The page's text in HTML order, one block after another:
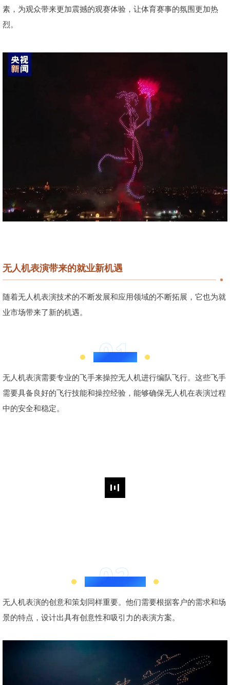
素，为观众带来更加震撼的观赛体验，让体育赛事的氛围更加热
烈。
无人机表演带来的就业新机遇
随着无人机表演技术的不断发展和应用领域的不断拓展，它也为就
业市场带来了新的机遇。
01
无人机表演需要专业的飞手来操控无人机进行编队飞行。这些飞手
需要具备良好的飞行技能和操控经验，能够确保无人机在表演过程
中的安全和稳定。
02
无人机表演的创意和策划同样重要。他们需要根据客户的需求和场
景的特点，设计出具有创意性和吸引力的表演方案。